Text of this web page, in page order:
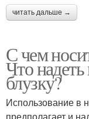
читать дальше →
С чем
Что
блузку?
Использование в
предполагает и